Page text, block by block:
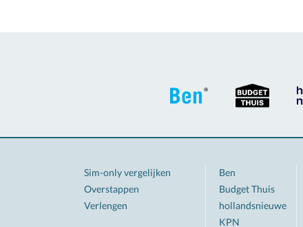
Sim-only vergelijken
Overstappen
Verlengen
Ben
Budget Thuis
hollandsnieuwe
KPN